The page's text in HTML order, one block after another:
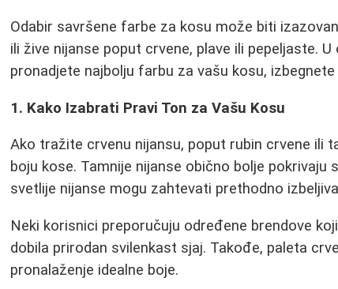
Odabir savršene farbe za kosu može biti
ili žive nijanse poput crvene, plave ili pepeljaste.
pronadjete najbolju farbu za vašu kosu,
1. Kako Izabrati Pravi Ton za Vašu Kosu
Ako tražite crvenu nijansu, poput rubin crvene ili
boju kose. Tamnije nijanse obično bolje
svetlije nijanse mogu zahtevati prethodno
Neki korisnici preporučuju određene brendove
dobila prirodan svilenkast sjaj. Takođe, paleta
pronalaženje idealne boje.